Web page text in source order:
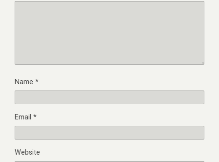
Name *
Email *
Website